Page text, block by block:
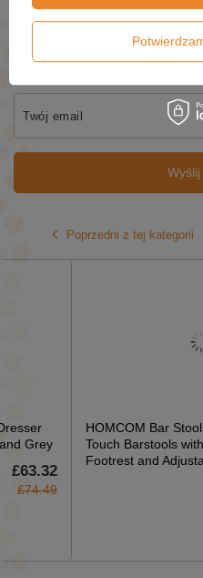
Twoje imię
Twój email
Poprzedni z tej kategorii
Grey
£63.32
£74.49
HOMCOM Bar
Touch Barstools
Footrest and